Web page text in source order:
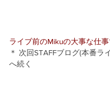
ライブ前のMikuの大事な仕事
＊ 次回STAFFブログ(本番ラ
へ続く